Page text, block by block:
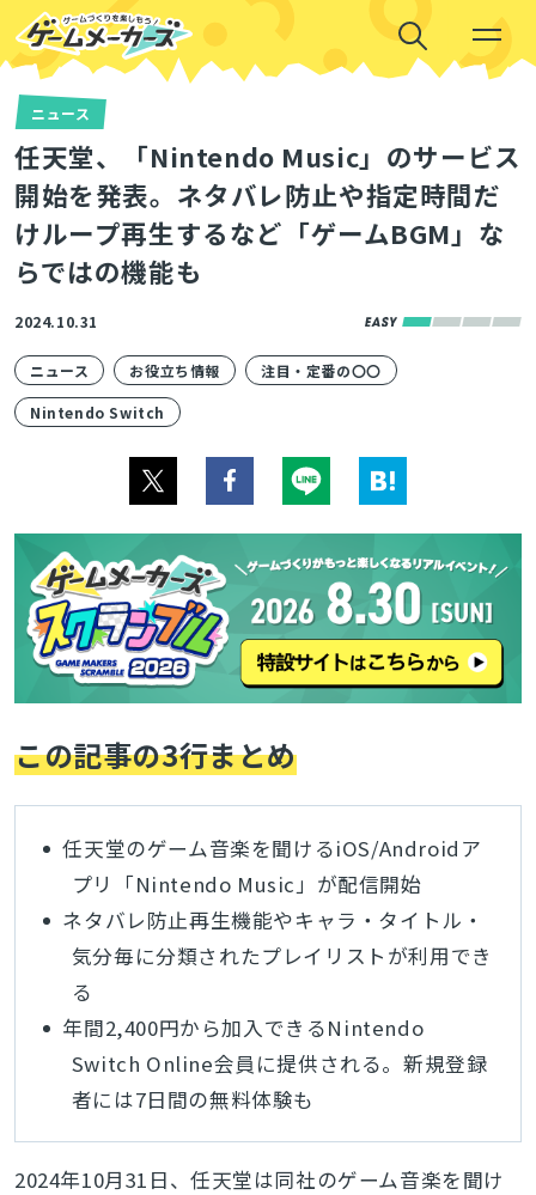
ニュース
任天堂、「Nintendo Music」のサービス
開始を発表。ネタバレ防止や指定時間だ
けループ再生するなど「ゲームBGM」な
らではの機能も
2024.10.31
ニュース お役立ち情報 注目・定番の〇〇
Nintendo Switch
この記事の3行まとめ
任天堂のゲーム音楽を聞けるiOS/Androidア
プリ「Nintendo Music」が配信開始
ネタバレ防止再生機能やキャラ・タイトル・
気分毎に分類されたプレイリストが利用でき
る
年間2,400円から加入できるNintendo
Switch Online会員に提供される。新規登録
者には7日間の無料体験も
2024年10月31日、任天堂は同社のゲーム音楽を聞け